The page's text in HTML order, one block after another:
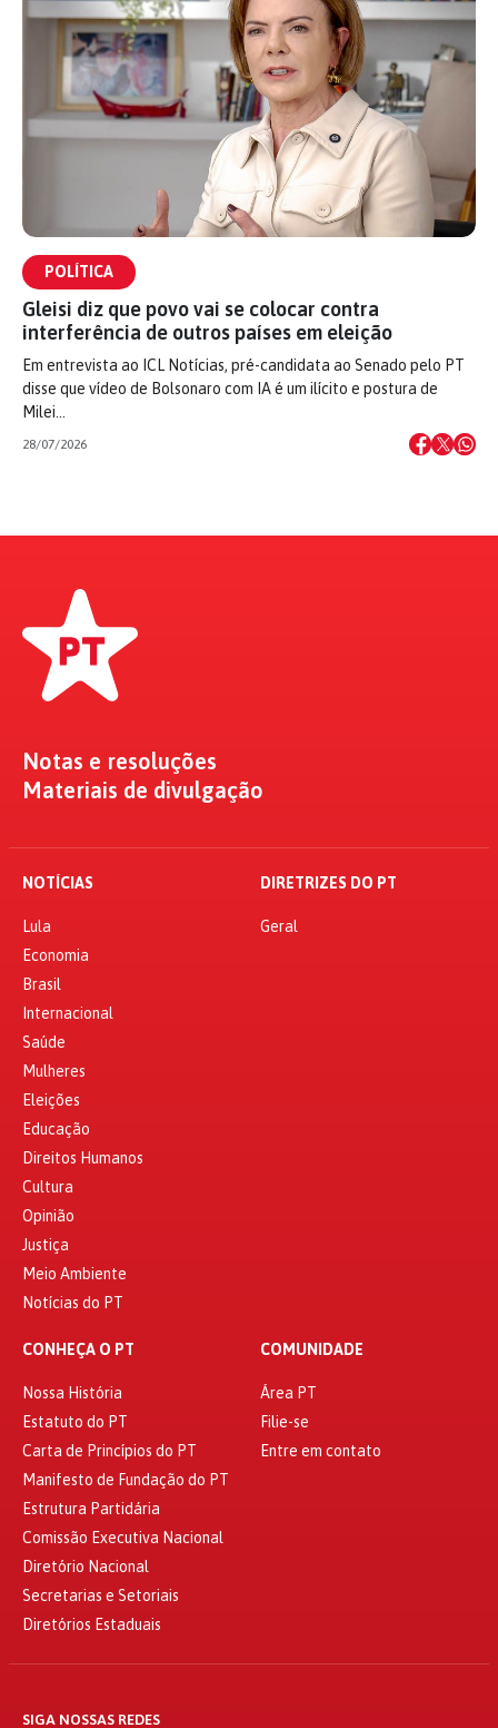
POLÍTICA
Gleisi diz que povo vai se colocar contra
interferência de outros países em eleição
Em entrevista ao ICL Notícias, pré-candidata ao Senado pelo PT
disse que vídeo de Bolsonaro com IA é um ilícito e postura de
Milei…
28/07/2026
Notas e resoluções
Materiais de divulgação
NOTÍCIAS
Lula
Economia
Brasil
Internacional
Saúde
Mulheres
Eleições
Educação
Direitos Humanos
Cultura
Opinião
Justiça
Meio Ambiente
Notícias do PT
DIRETRIZES DO PT
Geral
CONHEÇA O PT
Nossa História
Estatuto do PT
Carta de Princípios do PT
Manifesto de Fundação do PT
Estrutura Partidária
Comissão Executiva Nacional
Diretório Nacional
Secretarias e Setoriais
Diretórios Estaduais
COMUNIDADE
Área PT
Filie-se
Entre em contato
SIGA NOSSAS REDES